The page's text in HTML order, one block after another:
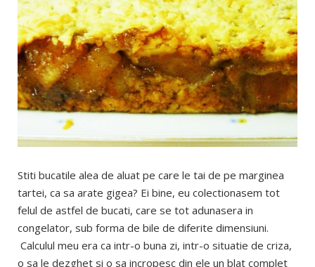
Stiti bucatile alea de aluat pe care le tai de pe marginea
tartei, ca sa arate gigea? Ei bine, eu colectionasem tot
felul de astfel de bucati, care se tot adunasera in
congelator, sub forma de bile de diferite dimensiuni.
Calculul meu era ca intr-o buna zi, intr-o situatie de criza,
o sa le dezghet si o sa incropesc din ele un blat complet